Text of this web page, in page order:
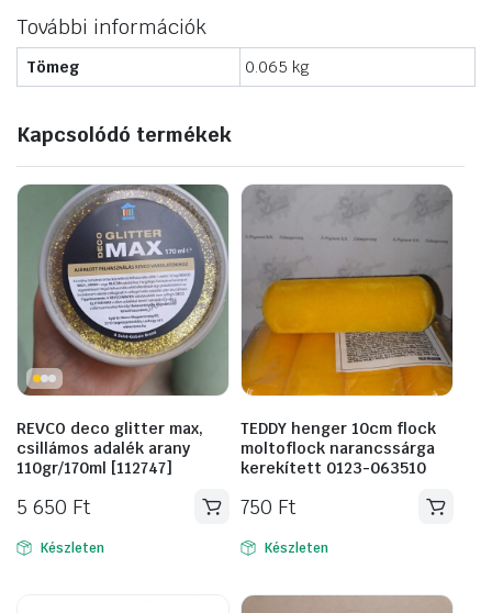
További információk
Tömeg 0.065 kg
Kapcsolódó termékek
REVCO deco glitter max,
csillámos adalék arany
110gr/170ml [112747]
5 650 Ft
Készleten
TEDDY henger 10cm flock
moltoflock narancssárga
kerekített 0123-063510
750 Ft
Készleten